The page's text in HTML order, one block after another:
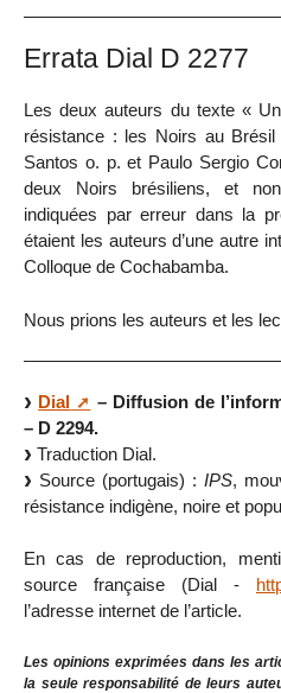
Errata Dial D 2277
Les deux auteurs du texte «
résistance : les Noirs au
Santos o. p. et Paulo Sergio
deux Noirs brésiliens, et
indiquées par erreur dans la
étaient les auteurs d’une autre
Colloque de Cochabamba.
Nous prions les auteurs et les
Dial
– Diffusion de
– D 2294.
Traduction Dial.
Source (portugais) : IPS,
résistance indigène, noire et
En cas de reproduction,
source française (Dial -
l’adresse internet de l’article.
Les opinions exprimées dans les
la seule responsabilité de leurs